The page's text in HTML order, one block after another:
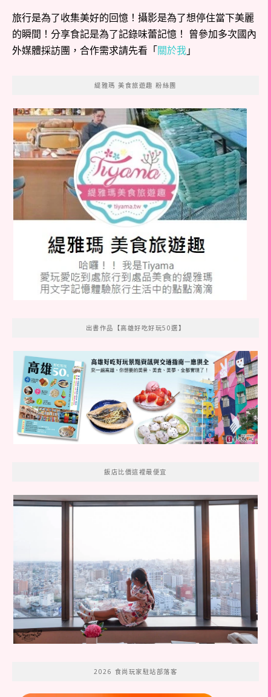
旅行是為了收集美好的回憶！攝影是為了想停住當下美麗
的瞬間！分享食記是為了記錄味蕾記憶！ 曾參加多次國內
外媒體採訪團，合作需求請先看「關於我」
緹雅瑪 美食旅遊趣 粉絲團
出書作品【高雄好吃好玩50選】
飯店比價這裡最便宜
2026 食尚玩家駐站部落客